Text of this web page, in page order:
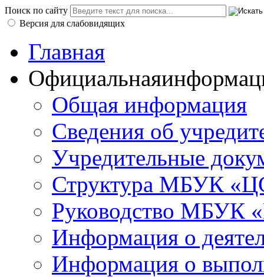
Поиск по сайту
Версия для слабовидящих
Главная
Официальная
Общая информация
Сведения об
Учредительные
Структура МБУК
Руководство МБУК
Информация о
Информация о